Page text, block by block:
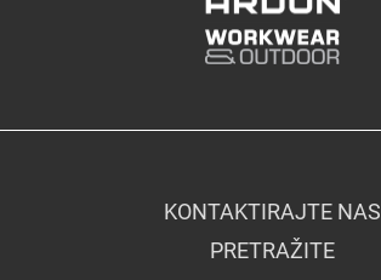
KONTAKTIRAJTE NAS
PRETRAŽITE